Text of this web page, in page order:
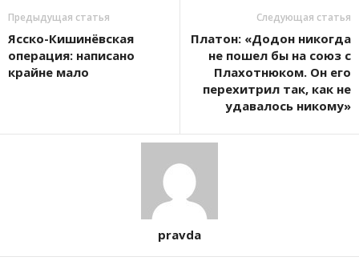
Предыдущая статья
Ясско-Кишинёвская
операция: написано
крайне мало
Следующая статья
Платон: «Додон никогда
не пошел бы на союз с
Плахотнюком. Он его
перехитрил так, как не
удавалось никому»
pravda